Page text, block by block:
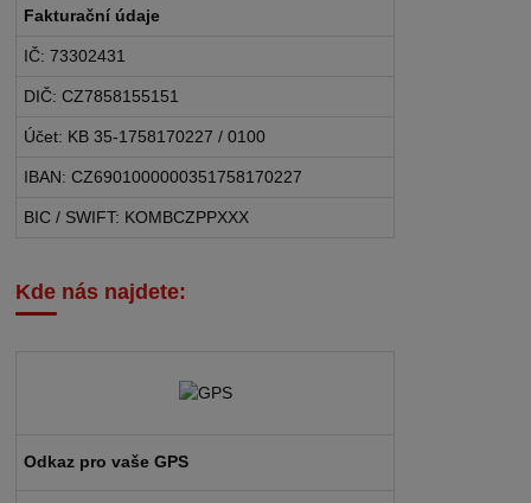
Fakturační údaje
IČ: 73302431
DIČ: CZ7858155151
Účet: KB 35-1758170227 / 0100
IBAN: CZ6901000000351758170227
BIC / SWIFT: KOMBCZPPXXX
Kde nás najdete:
Odkaz pro vaše GPS